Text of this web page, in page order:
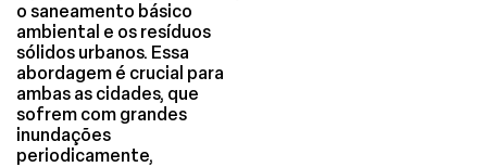
o saneamento básico
ambiental e os resíduos
sólidos urbanos. Essa
abordagem é crucial para
ambas as cidades, que
sofrem com grandes
inundações
periodicamente,